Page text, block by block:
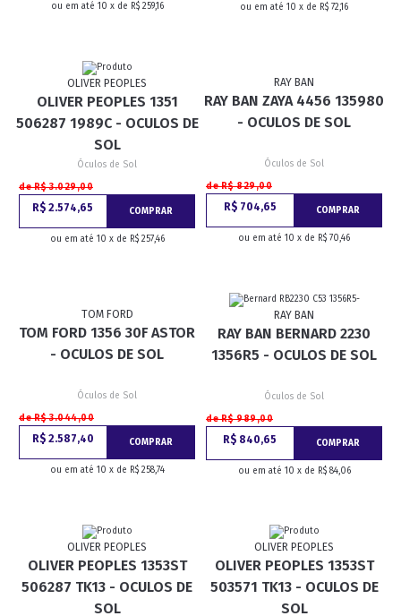
ou em até 10 x de R$ 259,16 ou em até 10 x de R$ 72,16
OLIVER PEOPLES
OLIVER PEOPLES 1351
506287 1989C - OCULOS DE
SOL
Óculos de Sol
de R$ 3.029,00
R$ 2.574,65 COMPRAR
ou em até 10 x de R$ 257,46
RAY BAN
RAY BAN ZAYA 4456 135980
- OCULOS DE SOL
Óculos de Sol
de R$ 829,00
R$ 704,65 COMPRAR
ou em até 10 x de R$ 70,46
TOM FORD
TOM FORD 1356 30F ASTOR
- OCULOS DE SOL
Óculos de Sol
de R$ 3.044,00
R$ 2.587,40 COMPRAR
ou em até 10 x de R$ 258,74
RAY BAN
RAY BAN BERNARD 2230
1356R5 - OCULOS DE SOL
Óculos de Sol
de R$ 989,00
R$ 840,65 COMPRAR
ou em até 10 x de R$ 84,06
OLIVER PEOPLES
OLIVER PEOPLES 1353ST
506287 TK13 - OCULOS DE
SOL
OLIVER PEOPLES
OLIVER PEOPLES 1353ST
503571 TK13 - OCULOS DE
SOL